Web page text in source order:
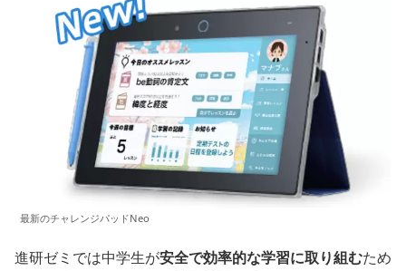
最新のチャレンジパッドNeo
進研ゼミでは中学生が安全で効率的な学習に取り組むため